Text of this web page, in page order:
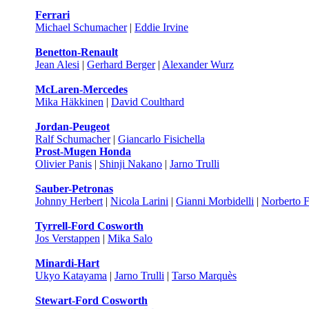
Ferrari
Michael Schumacher| Eddie Irvine
Benetton-Renault
Jean Alesi | Gerhard Berger| Alexander Wurz
McLaren-Mercedes
Mika Häkkinen | David Coulthard
Jordan-Peugeot
Ralf Schumacher| Giancarlo Fisichella
Prost-Mugen Honda
Olivier Panis | Shinji Nakano | Jarno Trulli
Sauber-Petronas
Johnny Herbert | Nicola Larini | Gianni Morbidelli | Norberto
Tyrrell-Ford Cosworth
Jos Verstappen | Mika Salo
Minardi-Hart
Ukyo Katayama | Jarno Trulli | Tarso Marquès
Stewart-Ford Cosworth